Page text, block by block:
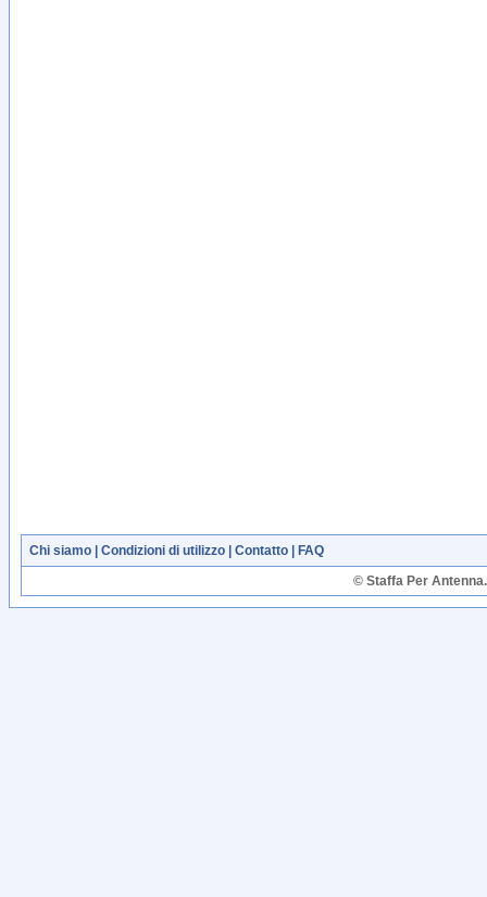
Chi siamo Condizioni di utilizzo Contatto
FAQ
© Staffa Per